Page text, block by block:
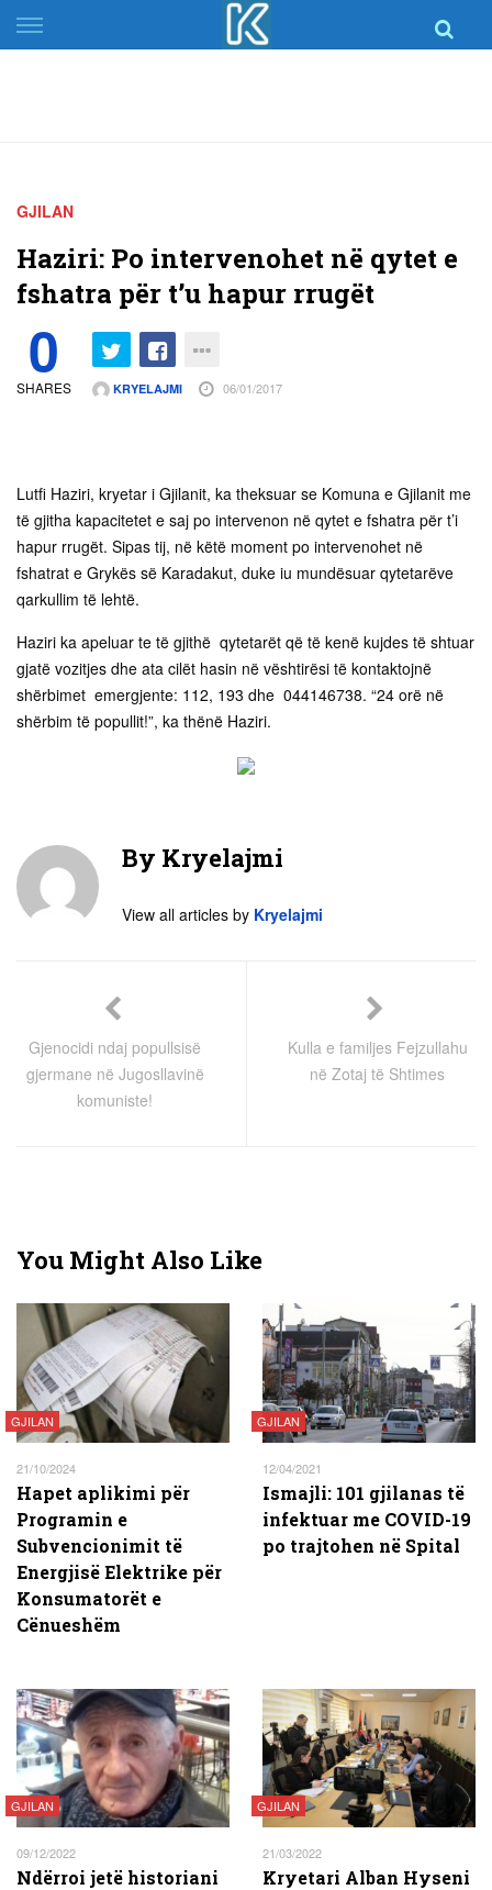
Skip
to
GJILAN
Haziri: Po intervenohet në qytet e
fshatra për t’u hapur rrugët
0
SHARES KRYELAJMI 06/01/2017
Lutfi Haziri, kryetar i Gjilanit, ka theksuar se Komuna e Gjilanit me
të gjitha kapacitetet e saj po intervenon në qytet e fshatra për t’i
hapur rrugët. Sipas tij, në këtë moment po intervenohet në
fshatrat e Grykës së Karadakut, duke iu mundësuar qytetarëve
qarkullim të lehtë.
Haziri ka apeluar te të gjithë qytetarët që të kenë kujdes të shtuar
gjatë vozitjes dhe ata cilët hasin në vështirësi të kontaktojnë
shërbimet emergjente: 112, 193 dhe 044146738. “24 orë në
shërbim të popullit!”, ka thënë Haziri.
By Kryelajmi
View all articles by Kryelajmi
Gjenocidi ndaj popullsisë
gjermane në Jugosllavinë
komuniste!
Kulla e familjes Fejzullahu
në Zotaj të Shtimes
You Might Also Like
GJILAN
21/10/2024
Hapet aplikimi për
Programin e
Subvencionimit të
Energjisë Elektrike për
Konsumatorët e
Cënueshëm
GJILAN
12/04/2021
Ismajli: 101 gjilanas të
infektuar me COVID-19
po trajtohen në Spital
GJILAN
09/12/2022
Ndërroi jetë historiani
GJILAN
21/03/2022
Kryetari Alban Hyseni